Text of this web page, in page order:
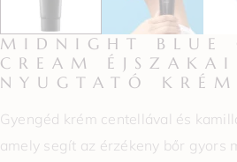
MIDNIGHT BLUE
CREAM ÉJSZAKAI
NYUGTATÓ
Gyengéd krém centellával és
amely segít az érzékeny bőr gyors